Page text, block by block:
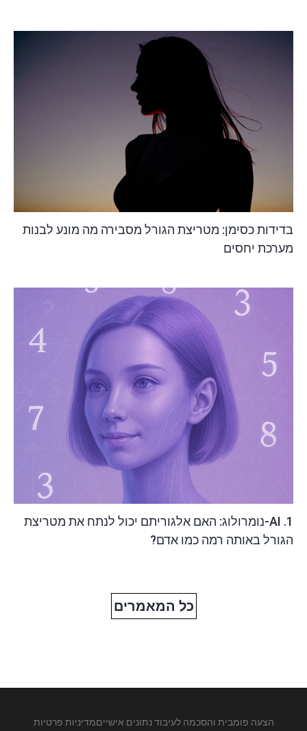
בדידות כסימן: מטריצת הגורל מסבירה מה מונע לבנות
מערכת יחסים
1. AI-נומרולוג: האם אלגוריתם יכול לנתח את מטריצת
הגורל באותה רמה כמו אדם?
כל המאמרים
הצעה פומבית והסכמה לעיבוד נתונים אישייםמדיניות פרטיות